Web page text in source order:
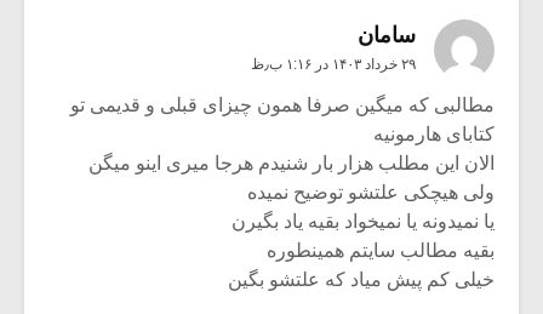
سامان
۲۹ خرداد ۱۴۰۳ در ۱:۱۶ ب٫ظ
مطالبی که میگین صرفا همون چیزای قبلی و قدیمی تو
کتابای هارمونیه
الان این مطلب هزار بار شنیدم هرجا میری اینو میگن
ولی هیچکی علتشو توضیح نمیده
یا نمیدونه یا نمیخواد بقیه یاد بگیرن
بقیه مطالب سایتم همینطوره
خیلی کم پیش میاد که علتشو بگین